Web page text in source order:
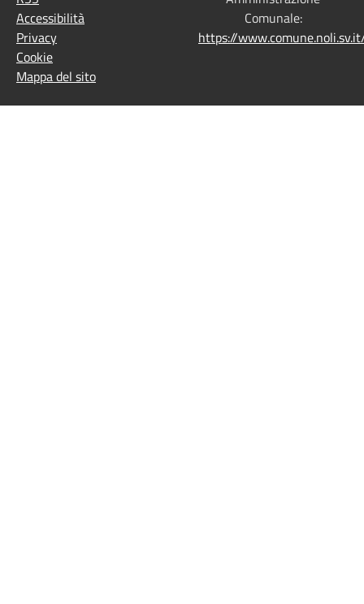
Accessibilità
Privacy
Cookie
Mappa del sito
Comunale:
https://